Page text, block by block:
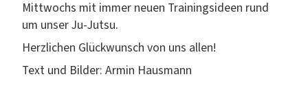
Mittwochs mit immer neuen Train­ingsideen rund
um unser Ju-Jutsu.
Her­zlichen Glück­wun­sch von uns allen!
Text und Bilder: Armin Hausmann